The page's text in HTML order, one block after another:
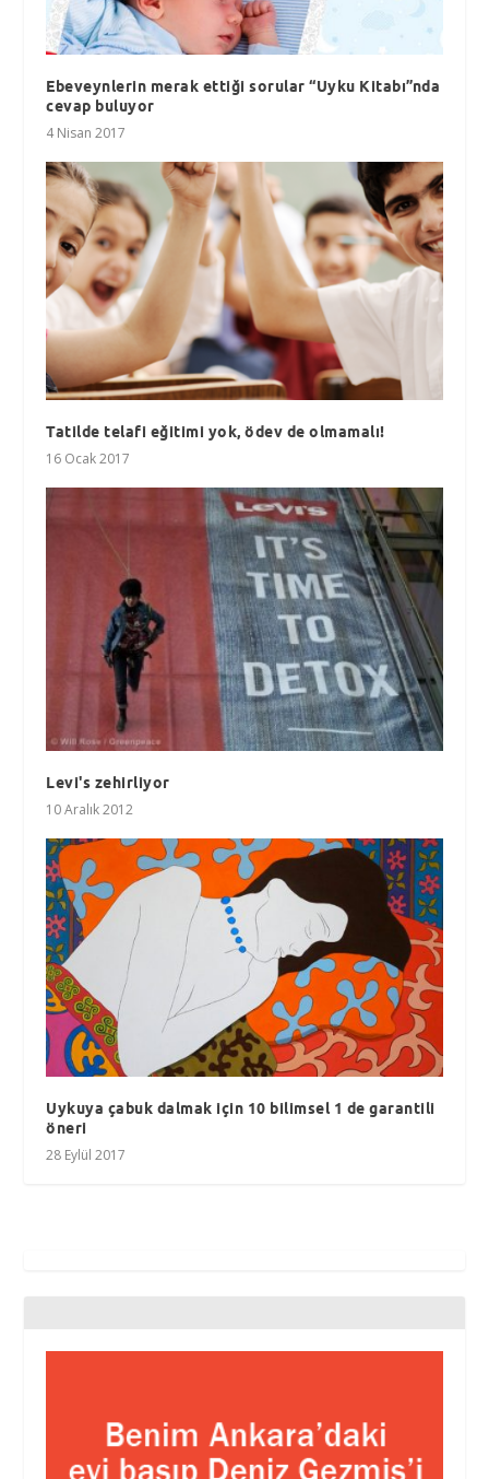
Ebeveynlerin merak ettiği sorular “Uyku Kitabı”nda
cevap buluyor
4 Nisan 2017
Tatilde telafi eğitimi yok, ödev de olmamalı!
16 Ocak 2017
Levi's zehirliyor
10 Aralık 2012
Uykuya çabuk dalmak için 10 bilimsel 1 de garantili
öneri
28 Eylül 2017